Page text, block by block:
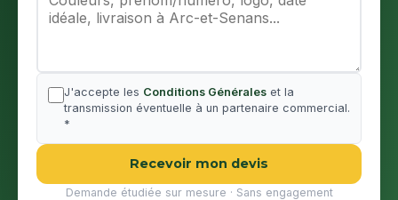
J'accepte les Conditions Générales et la
transmission éventuelle à un partenaire commercial.
*
Recevoir mon devis
Demande étudiée sur mesure · Sans engagement